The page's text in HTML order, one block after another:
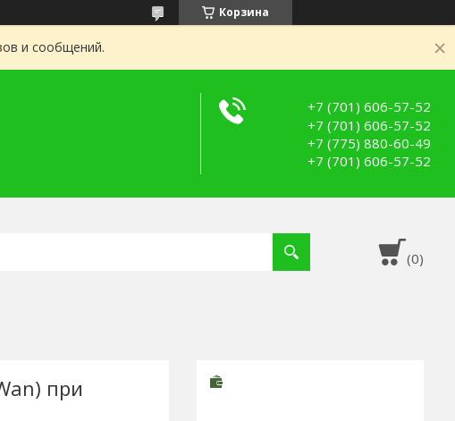
Корзина
и сообщений.
+7 (701) 606-57-52
+7 (701) 606-57-52
+7 (775) 880-60-49
+7 (701) 606-57-52
при